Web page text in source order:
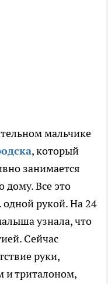
мальчике
, который
занимается
дому. Все это
рукой. На 24
узнала, что
Сейчас
руки,
и триталоном,